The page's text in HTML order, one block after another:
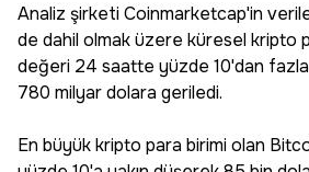
Analiz şirketi Coinmarketcap'in
de dahil olmak üzere küresel kripto
değeri 24 saatte yüzde 10'dan
780 milyar dolara geriledi.
En büyük kripto para birimi olan